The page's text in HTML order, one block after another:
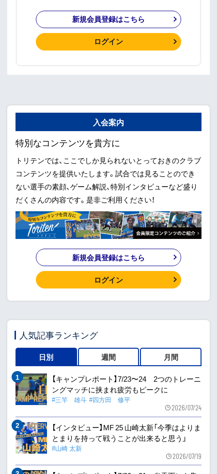
新規会員登録はこちら
ログイン
入会案内
特別なコンテンツを貴方に
トリテンでは、ここでしか見られないとっておきのクラブ
コンテンツを提供いたします。試合では見ることのでき
ない選手の素顔、ゲーム解説、特別インタビューなど盛り
だくさんの内容です。是非ご利用ください！
新規会員登録はこちら
ログイン
人気記事ランキング
日別 週間 月間
【キャンプレポート】7/23〜24 2つのトレーニ
ングマッチに挟まれ疲労もピークに
#三竿 雄斗 #四方田 修平
2026/07/24
【インタビュー】MF 25 山崎太新「今季はよりま
とまりを持って戦うことが出来ると思う」
#山崎 太新
2026/07/19